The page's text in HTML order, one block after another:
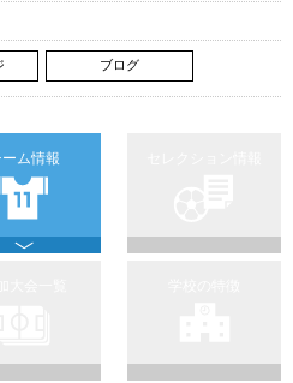
ブログ
ム情報